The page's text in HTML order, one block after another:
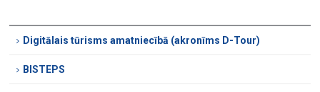
Digitālais tūrisms amatniecībā (akronīms D-Tour)
BISTEPS